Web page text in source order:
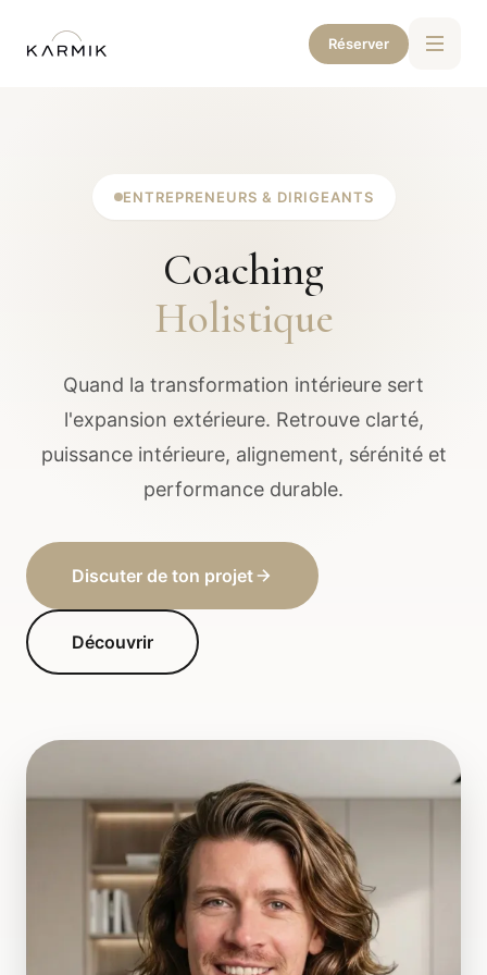
Réserver
ENTREPRENEURS & DIRIGEANTS
Coaching
Holistique
Quand la transformation intérieure sert
l'expansion extérieure. Retrouve clarté,
puissance intérieure, alignement, sérénité et
performance durable.
Discuter de ton projet
Découvrir